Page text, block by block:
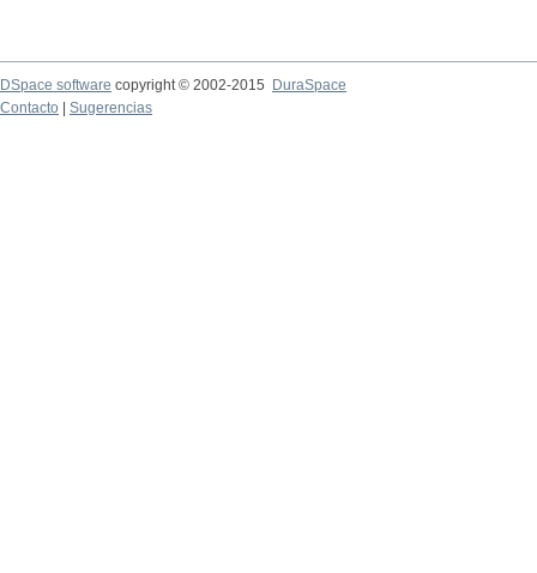
DSpace software copyright © 2002-2015
DuraSpace
Contacto
Sugerencias